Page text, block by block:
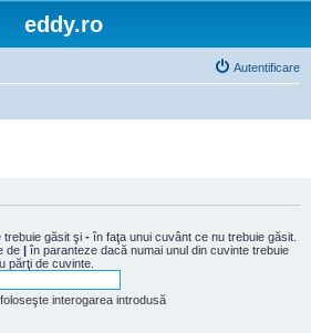
eddy.ro
Autentificare
trebuie găsit şi - în faţa unui cuvânt ce nu trebuie găsit.
de | în paranteze dacă numai unul din cuvinte trebuie
părţi de cuvinte.
interogarea introdusă